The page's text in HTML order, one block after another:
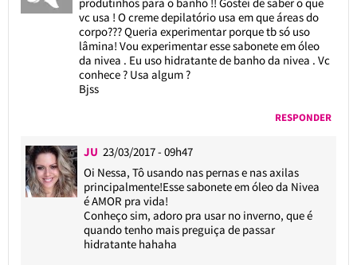
produtinhos para o banho !! Gostei de saber o que
vc usa ! O creme depilatório usa em que áreas do
corpo??? Queria experimentar porque tb só uso
lâmina! Vou experimentar esse sabonete em óleo
da nivea . Eu uso hidratante de banho da nivea . Vc
conhece ? Usa algum ?
Bjss
RESPONDER
JU 23/03/2017 - 09h47
Oi Nessa, Tô usando nas pernas e nas axilas
principalmente!Esse sabonete em óleo da Nivea
é AMOR pra vida!
Conheço sim, adoro pra usar no inverno, que é
quando tenho mais preguiça de passar
hidratante hahaha